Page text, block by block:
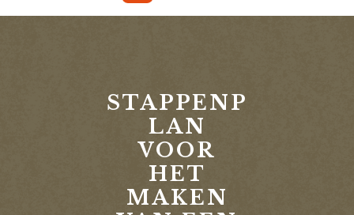
Button
STAPPENP
LAN
VOOR
HET
MAKEN